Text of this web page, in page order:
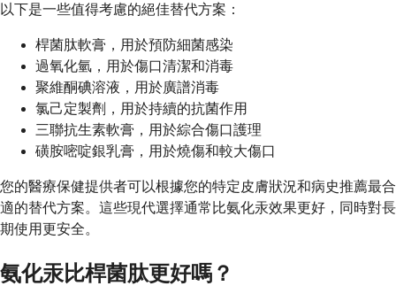
以下是一些值得考慮的絕佳替代方案：
桿菌肽軟膏，用於預防細菌感染
過氧化氫，用於傷口清潔和消毒
聚維酮碘溶液，用於廣譜消毒
氯己定製劑，用於持續的抗菌作用
三聯抗生素軟膏，用於綜合傷口護理
磺胺嘧啶銀乳膏，用於燒傷和較大傷口
您的醫療保健提供者可以根據您的特定皮膚狀況和病史推薦最合
適的替代方案。這些現代選擇通常比氨化汞效果更好，同時對長
期使用更安全。
氨化汞比桿菌肽更好嗎？